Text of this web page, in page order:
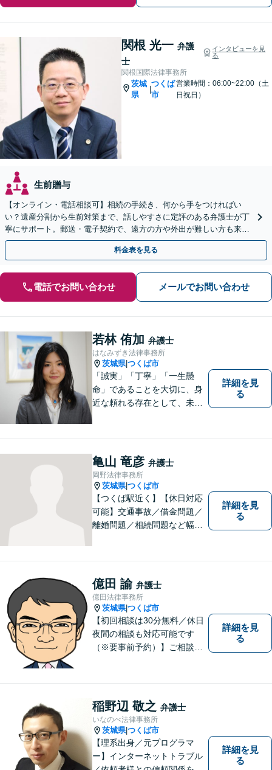
関根 光一 弁護
士
インタビューを見
る
関根国際法律事務所
茨城
県
|
つくば
市
営業時間：06:00~22:00（土
日祝日）
生前贈与
【オンライン・電話相談可】相続の手続き、何から手をつければい
い？遺産分割から生前対策まで、話しやすさに定評のある弁護士が丁
寧にサポート。郵送・電子契約で、遠方の方や外出が難しい方も来所
不要で即日着手が可能です。まずはご相談ください。
料金表を見る
電話でお問い合わせ メールでお問い合わせ
若林 侑加 弁護士
はなみずき法律事務所
茨城県|つくば市
「誠実」「丁寧」「一生懸
命」であることを大切に、身
近な頼れる存在として、未来
詳細を見
る
亀山 竜彦 弁護士
岡野法律事務所
茨城県|つくば市
【つくば駅近く】【休日対応
可能】交通事故／借金問題／
離婚問題／相続問題など幅広
み、考え、依頼者様の希望を
実現するために精一杯努力い
たします。お気軽にご相談く
ださい。
詳細を見
る
億田 諭 弁護士
億田法律事務所
茨城県|つくば市
【初回相談は30分無料／休日
夜間の相談も対応可能です
（※要事前予約）】ご相談、
スを心がけています。お気軽
にお問合せください。
詳細を見
る
稲野辺 敬之 弁護士
いなのべ法律事務所
茨城県|つくば市
【理系出身／元プログラマ
ー】インターネットトラブル
詳細を見
る